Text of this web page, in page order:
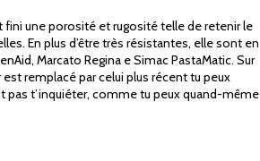
une porosité et rugosité telle de retenir le
En plus d’être très résistantes, elle sont en
Marcato Regina e Simac PastaMatic. Sur
remplacé par celui plus récent tu peux
pas t’inquiéter, comme tu peux quand-même